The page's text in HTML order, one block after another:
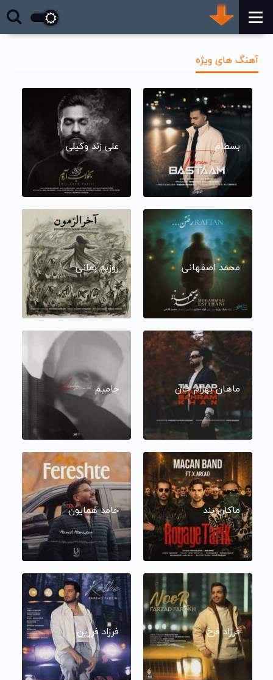
آهنگ های ویژه
بسطام علی زند وکیلی
محمد اصفهانی روزبه بمانی
ماهان بهرام خان حامیم
ماکان بند حامد همایون
فرزاد فرخ فرزاد فرزین